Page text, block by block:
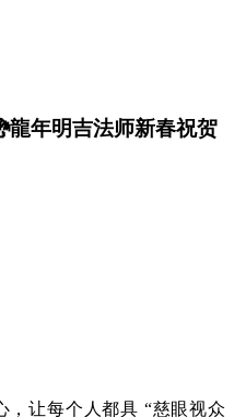
龍年明吉法师新春祝贺
，让每个人都具 “慈眼视众